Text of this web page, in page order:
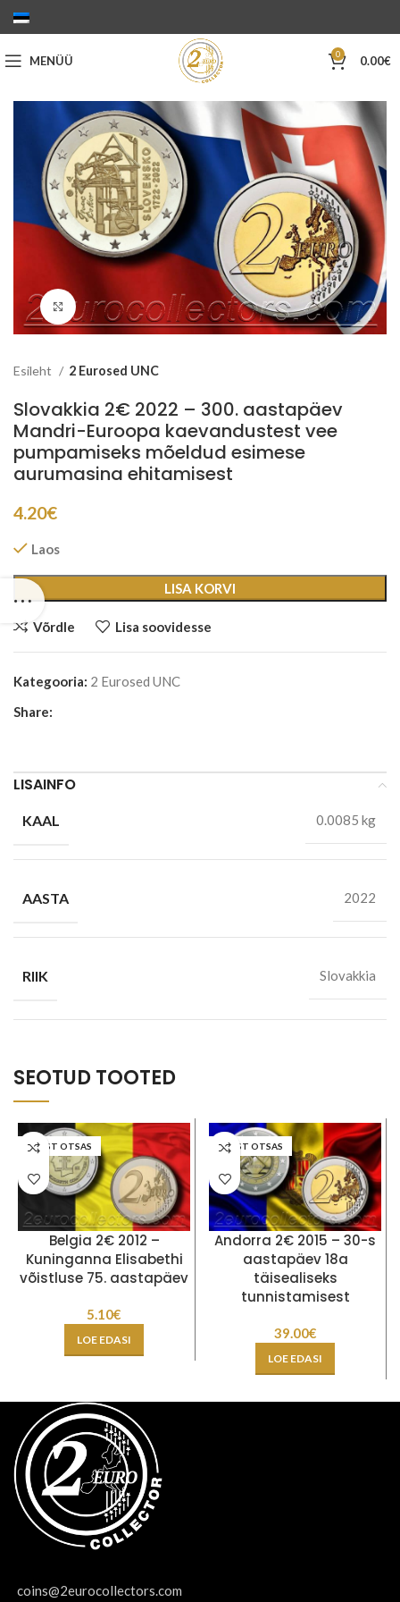
MENÜÜ 0 0.00€
Suurenda
Esileht 2 Eurosed UNC
Slovakkia 2€ 2022 – 300. aastapäev
Mandri-Euroopa kaevandustest vee
pumpamiseks mõeldud esimese
aurumasina ehitamisest
4.20€
Laos
LISA KORVI
Võrdle Lisa soovidesse
Kategooria: 2 Eurosed UNC
Share:
LISAINFO
KAAL 0.0085 kg
AASTA 2022
RIIK Slovakkia
SEOTUD TOOTED
LAOST OTSAS
Belgia 2€ 2012 –
Kuninganna Elisabethi
võistluse 75. aastapäev
5.10€
LOE EDASI
LAOST OTSAS
Andorra 2€ 2015 – 30-s
aastapäev 18a
täisealiseks
tunnistamisest
39.00€
LOE EDASI
coins@2eurocollectors.com